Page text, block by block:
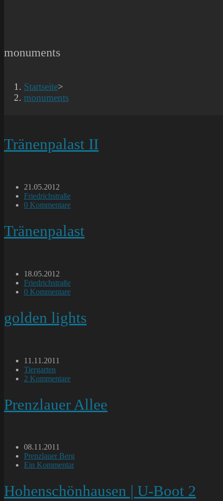
monuments
Startseite>
monuments
Tränenpalast II
Beitrag
veröffentlicht:
21.05.2012
Beitrags-
Kategorie:
Friedrichstraße
Beitrags-
0 Kommentare
Tränenpalast
Beitrag
veröffentlicht:
18.05.2012
Beitrags-
Kategorie:
Friedrichstraße
Beitrags-
0 Kommentare
golden lights
Beitrag
veröffentlicht:
11.11.2011
Beitrags-
Kategorie:
Tiergarten
Beitrags-
2 Kommentare
Prenzlauer Allee
Beitrag
veröffentlicht:
08.11.2011
Beitrags-
Kategorie:
Prenzlauer Berg
Beitrags-
Ein Kommentar
Hohenschönhausen | U-Boot 2